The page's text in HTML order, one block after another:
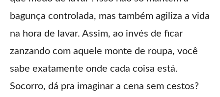
bagunça controlada, mas também agiliza a vida
na hora de lavar. Assim, ao invés de ficar
zanzando com aquele monte de roupa, você
sabe exatamente onde cada coisa está.
Socorro, dá pra imaginar a cena sem cestos?